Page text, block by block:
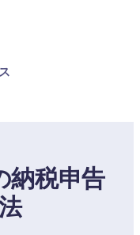
納税申告